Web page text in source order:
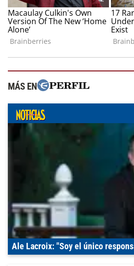
MÁS EN
Ale Lacroix: "Soy el único